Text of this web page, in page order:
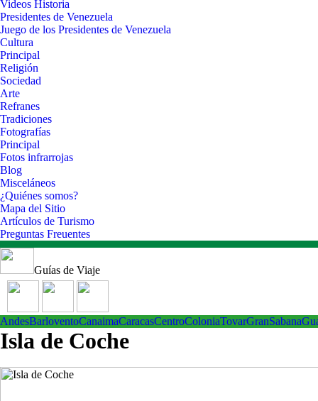
Videos Historia
Presidentes de Venezuela
Juego de los Presidentes de Venezuela
Cultura
Principal
Religión
Sociedad
Arte
Refranes
Tradiciones
Fotografías
Principal
Fotos infrarrojas
Blog
Misceláneos
¿Quiénes somos?
Mapa del Sitio
Artículos de Turismo
Preguntas Freuentes
Guías de Viaje
AndesBarloventoCanaimaCaracasCentroColoniaTovarGranSabana
Isla de Coche